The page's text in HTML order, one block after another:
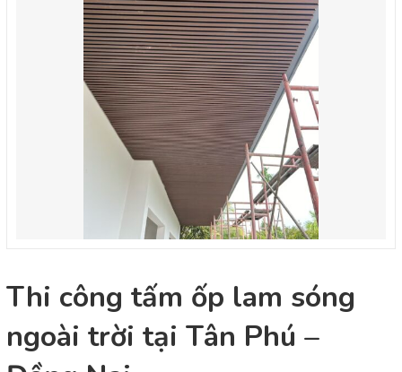
Thi công tấm ốp lam sóng
ngoài trời tại Tân Phú –